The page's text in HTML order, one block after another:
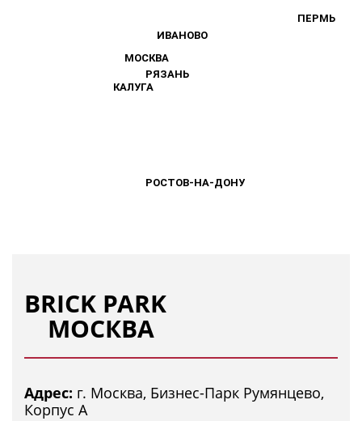
МОСКВА
ИВАНОВО
КАЛУГА
ПЕРМЬ
РОСТОВ-НА-ДОНУ
РЯЗАНЬ
МОСКВА
ИВАНОВО
КАЛУГА
ПЕРМЬ
РОСТОВ-НА-ДОНУ
РЯЗАНЬ
BRICK PARK
МОСКВА
Адрес: г. Москва, Бизнес-Парк Румянцево,
Корпус А